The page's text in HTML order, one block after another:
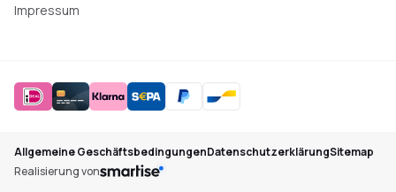
Impressum
Allgemeine GeschäftsbedingungenDatenschutzerklärungSitemap
Realisierung von